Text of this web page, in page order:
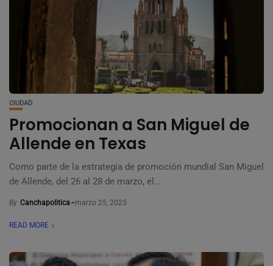
CIUDAD
Promocionan a San Miguel de
Allende en Texas
Como parte de la estrategia de promoción mundial San Miguel
de Allende, del 26 al 28 de marzo, el...
By Canchapolitica marzo 25, 2025
READ MORE